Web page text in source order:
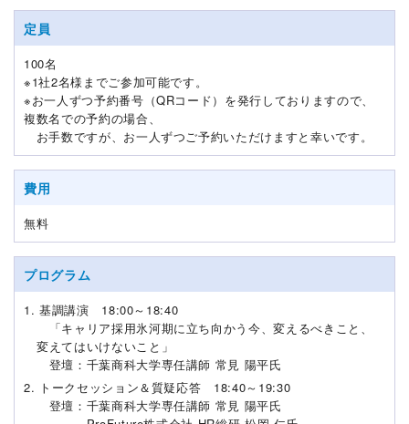
定員
100名
※1社2名様までご参加可能です。
※お一人ずつ予約番号（QRコード）を発行しておりますので、
複数名での予約の場合、
お手数ですが、お一人ずつご予約いただけますと幸いです。
費用
無料
プログラム
1. 基調講演 18:00～18:40
「キャリア採用氷河期に立ち向かう今、変えるべきこと、
変えてはいけないこと」
登壇：千葉商科大学専任講師 常見 陽平氏
2. トークセッション＆質疑応答 18:40～19:30
登壇：千葉商科大学専任講師 常見 陽平氏